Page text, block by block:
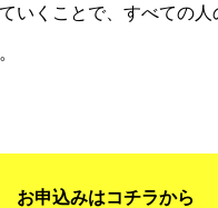
いくことで、すべての
お申込みはコチラから